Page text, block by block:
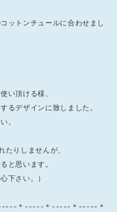
ットンチュールに合わせまし
い頂ける様、
るデザインに致しました。
。
りしませんが、
と思います。
下さい。）
＊-----＊-----＊-----＊